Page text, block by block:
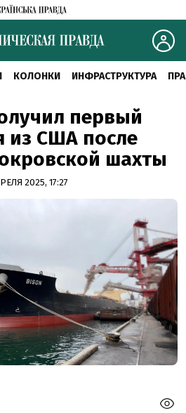
КОЛОНКИ ИНФРАСТРУКТУРА
первый
из США после
шахты
2025, 17:27